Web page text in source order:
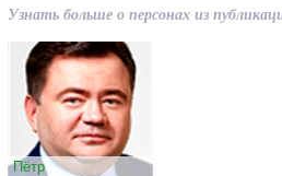
Узнать больше о персонах из
Пётр